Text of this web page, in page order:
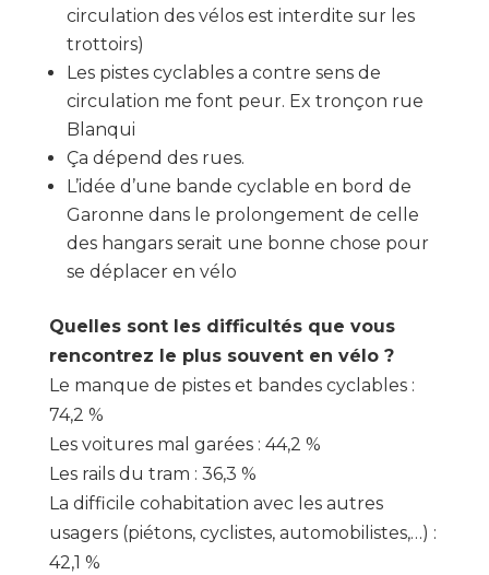
circulation des vélos est interdite sur les
trottoirs)
Les pistes cyclables a contre sens de
circulation me font peur. Ex tronçon rue
Blanqui
Ça dépend des rues.
L’idée d’une bande cyclable en bord de
Garonne dans le prolongement de celle
des hangars serait une bonne chose pour
se déplacer en vélo
Quelles sont les difficultés que vous
rencontrez le plus souvent en vélo ?
Le manque de pistes et bandes cyclables :
74,2 %
Les voitures mal garées : 44,2 %
Les rails du tram : 36,3 %
La difficile cohabitation avec les autres
usagers (piétons, cyclistes, automobilistes,…) :
42,1 %